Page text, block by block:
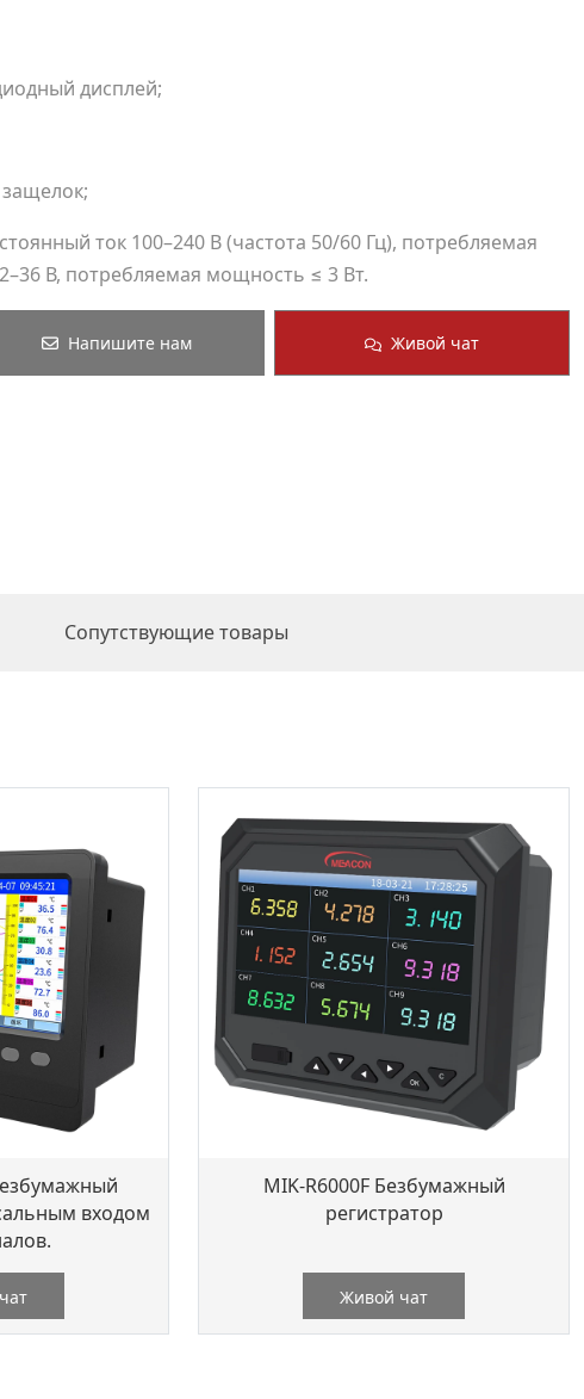
дисплей;
ток 100–240 В (частота 50/60 Гц), потребляемая
В, потребляемая мощность ≤ 3 Вт.
Напишите нам Живой чат
Сопутствующие товары
входом
MIK-R6000F Безбумажный
регистратор
Живой чат